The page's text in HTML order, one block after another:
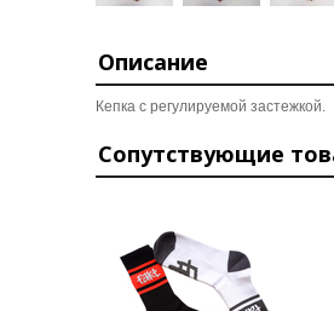
Описание
Кепка с регулируемой застежкой.
Сопутствующие